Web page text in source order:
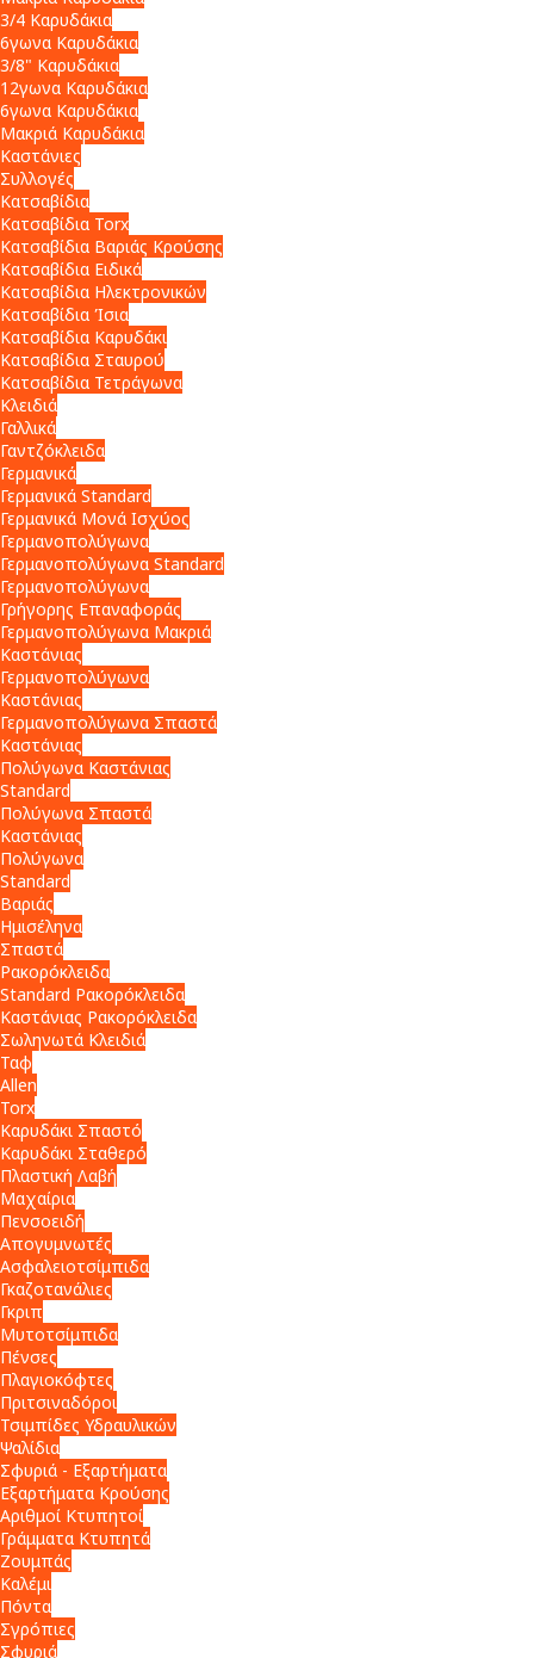
3/4 Καρυδάκια
6γωνα Καρυδάκια
3/8" Καρυδάκια
12γωνα Καρυδάκια
6γωνα Καρυδάκια
Μακριά Καρυδάκια
Καστάνιες
Συλλογές
Κατσαβίδια
Κατσαβίδια Torx
Κατσαβίδια Βαριάς Κρούσης
Κατσαβίδια Ειδικά
Κατσαβίδια Ηλεκτρονικών
Κατσαβίδια Ίσια
Κατσαβίδια Καρυδάκι
Κατσαβίδια Σταυρού
Κατσαβίδια Τετράγωνα
Κλειδιά
Γαλλικά
Γαντζόκλειδα
Γερμανικά
Γερμανικά Standard
Γερμανικά Μονά Ισχύος
Γερμανοπολύγωνα
Γερμανοπολύγωνα Standard
Γερμανοπολύγωνα
Γρήγορης Επαναφοράς
Γερμανοπολύγωνα Μακριά
Καστάνιας
Γερμανοπολύγωνα
Καστάνιας
Γερμανοπολύγωνα Σπαστά
Καστάνιας
Πολύγωνα Καστάνιας
Standard
Πολύγωνα Σπαστά
Καστάνιας
Πολύγωνα
Standard
Βαριάς
Ημισέληνα
Σπαστά
Ρακορόκλειδα
Standard Ρακορόκλειδα
Καστάνιας Ρακορόκλειδα
Σωληνωτά Κλειδιά
Ταφ
Allen
Torx
Καρυδάκι Σπαστό
Καρυδάκι Σταθερό
Πλαστική Λαβή
Μαχαίρια
Πενσοειδή
Απογυμνωτές
Ασφαλειοτσίμπιδα
Γκαζοτανάλιες
Γκριπ
Μυτοτσίμπιδα
Πένσες
Πλαγιοκόφτες
Πριτσιναδόροι
Τσιμπίδες Υδραυλικών
Ψαλίδια
Σφυριά - Εξαρτήματα
Εξαρτήματα Κρούσης
Αριθμοί Κτυπητοί
Γράμματα Κτυπητά
Ζουμπάς
Καλέμι
Πόντα
Σγρόπιες
Σφυριά